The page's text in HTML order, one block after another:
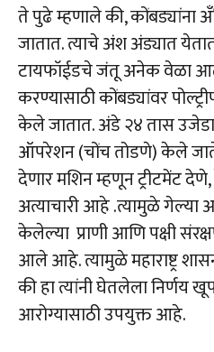
ते पुढे म्हणाले की, कोंबड्यांना
जातात. त्याचे अंश अंड्यात
टायफॉईडचे जंतू अनेक वेळा
करण्यासाठी कोंबड्यांवर
केले जातात. अंडे २४ तास
ऑपरेशन (चोंच तोडणे) केले
देणार मशिन म्हणून ट्रीटमेंट
अत्याचारी आहे .त्यामुळे गेल्या
केलेल्या प्राणी आणि पक्षी
आले आहे. त्यामुळे महाराष्ट्र
की हा त्यांनी घेतलेला निर्णय
आरोग्यासाठी उपयुक्त आहे.